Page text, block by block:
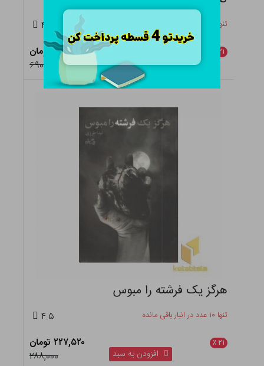
تنها ۵ عدد در انبار باقی مانده ۴.۵
۲۱
۵۴۵,۱۰۰ تومان
۶۹۰,۰۰۰
افزودن به سبد
هرگز یک فرشته را مبوس
تنها ۱۰ عدد در انبار باقی مانده ۴.۵
۲۱ ٪
۲۲۷,۵۲۰ تومان
۲۸۸,۰۰۰
افزودن به سبد